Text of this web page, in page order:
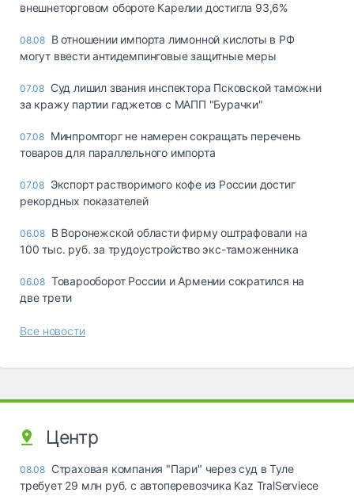
внешнеторговом обороте Карелии достигла 93,6%
08.08 В отношении импорта лимонной кислоты в РФ
могут ввести антидемпинговые защитные меры
07.08 Суд лишил звания инспектора Псковской таможни
за кражу партии гаджетов с МАПП "Бурачки"
07.08 Минпромторг не намерен сокращать перечень
товаров для параллельного импорта
07.08 Экспорт растворимого кофе из России достиг
рекордных показателей
06.08 В Воронежской области фирму оштрафовали на
100 тыс. руб. за трудоустройство экс-таможенника
06.08 Товарооборот России и Армении сократился на
две трети
Все новости
Центр
08.08 Страховая компания "Пари" через суд в Туле
требует 29 млн руб. с автоперевозчика Kaz TralServiece